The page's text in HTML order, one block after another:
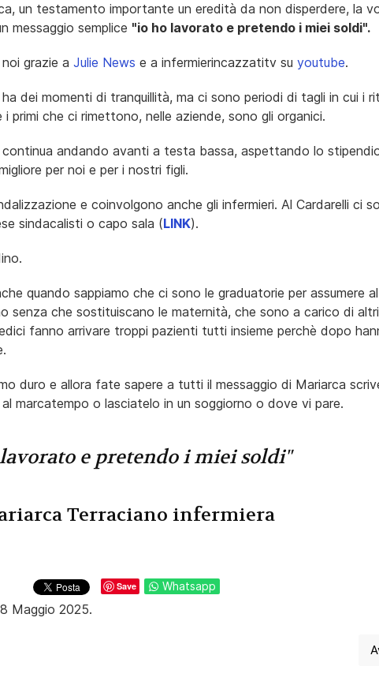
un testamento importante un eredità da non disperdere, la
messaggio semplice "io ho lavorato e pretendo i miei soldi".
grazie a Julie News e a infermierincazzatitv su youtube.
dei momenti di tranquillità, ma ci sono periodi di tagli in cui i
primi che ci rimettono, nelle aziende, sono gli organici.
andando avanti a testa bassa, aspettando lo
per noi e per i nostri figli.
e coinvolgono anche gli infermieri. Al Cardarelli ci
sindacalisti o capo sala (LINK).
quando sappiamo che ci sono le graduatorie per assumere
senza che sostituiscano le maternità, che sono a carico di altri
fanno arrivare troppi pazienti tutti insieme perchè dopo
duro e allora fate sapere a tutti il messaggio di Mariarca
marcatempo o lasciatelo in un soggiorno o dove vi pare.
e pretendo i miei soldi"
Terraciano infermiera
Save Whatsapp
Maggio 2025.
infermiere, idee e suggerimenti